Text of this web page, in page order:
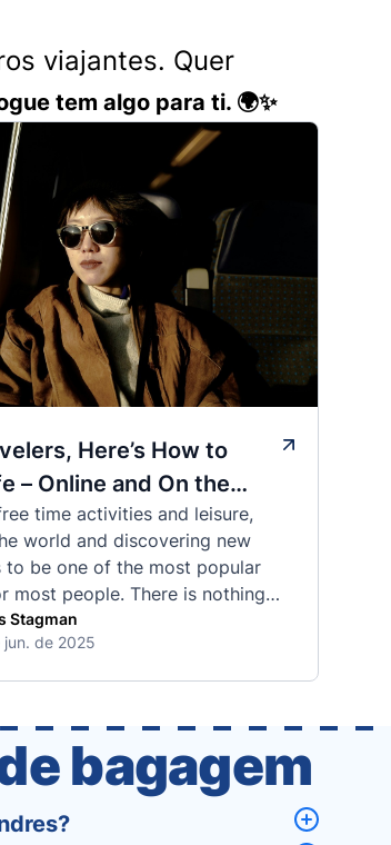
viajantes. Quer
tem algo para ti. 🌍✨
Here’s How to
– Online and On the
time activities and leisure,
world and discovering new
to be one of the most popular
most people. There is nothing
a brand new city, country,
experiencing the culture, the
Stagman
de 2025
bagagem